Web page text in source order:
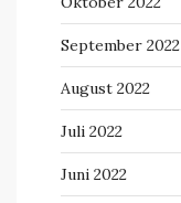
September 2022
August 2022
Juli 2022
Juni 2022